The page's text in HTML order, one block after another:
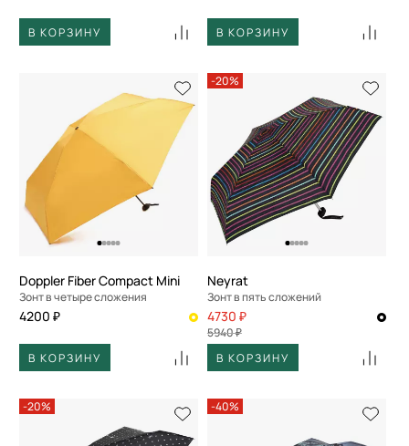
В КОРЗИНУ В КОРЗИНУ
Doppler Fiber Compact Mini
Зонт в четыре сложения
4200 ₽
В КОРЗИНУ
-20%
Neyrat
Зонт в пять сложений
4730 ₽
5940 ₽
В КОРЗИНУ
-20% -40%